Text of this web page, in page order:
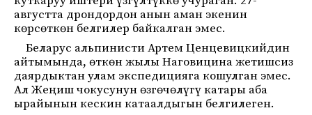
августта дрондордон анын аман экенин
көрсөткөн белгилер байкалган эмес.
Беларус альпинисти Артем Ценцевицкийдин
айтымында, өткөн жылы Наговицина жетишсиз
даярдыктан улам экспедицияга кошулган эмес.
Ал Жеңиш чокусунун өзгөчөлүгү катары аба
ырайынын кескин катаалдыгын белгилеген.